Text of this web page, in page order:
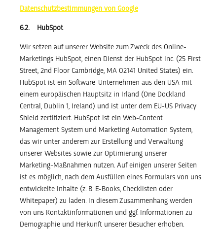
Datenschutzbestimmungen von Google
6.2. HubSpot
Wir setzen auf unserer Website zum Zweck des Online-
Marketings HubSpot, einen Dienst der HubSpot Inc. (25 First
Street, 2nd Floor Cambridge, MA 02141 United States) ein.
HubSpot ist ein Software-Unternehmen aus den USA mit
einem europäischen Hauptsitz in Irland (One Dockland
Central, Dublin 1, Ireland) und ist unter dem EU-US Privacy
Shield zertifiziert. HubSpot ist ein Web-Content
Management System und Marketing Automation System,
das wir unter anderem zur Erstellung und Verwaltung
unserer Websites sowie zur Optimierung unserer
Marketing-Maßnahmen nutzen. Auf einigen unserer Seiten
ist es möglich, nach dem Ausfüllen eines Formulars von uns
entwickelte Inhalte (z. B. E-Books, Checklisten oder
Whitepaper) zu laden. In diesem Zusammenhang werden
von uns Kontaktinformationen und ggf. Informationen zu
Demographie und Herkunft unserer Besucher erhoben.